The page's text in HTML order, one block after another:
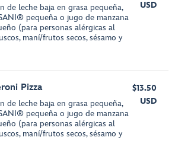
de leche baja en grasa pequeña,
pequeña o jugo de manzana
(para personas alérgicas al
maní/frutos secos, sésamo y
USD
Pizza
de leche baja en grasa pequeña,
pequeña o jugo de manzana
(para personas alérgicas al
maní/frutos secos, sésamo y
$13.50
USD